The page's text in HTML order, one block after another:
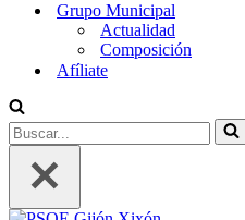
Grupo Municipal
Actualidad
Composición
Afíliate
Buscar...